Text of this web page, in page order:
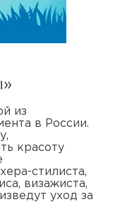
из
в России.
красоту
стилиста,
визажиста,
уход за